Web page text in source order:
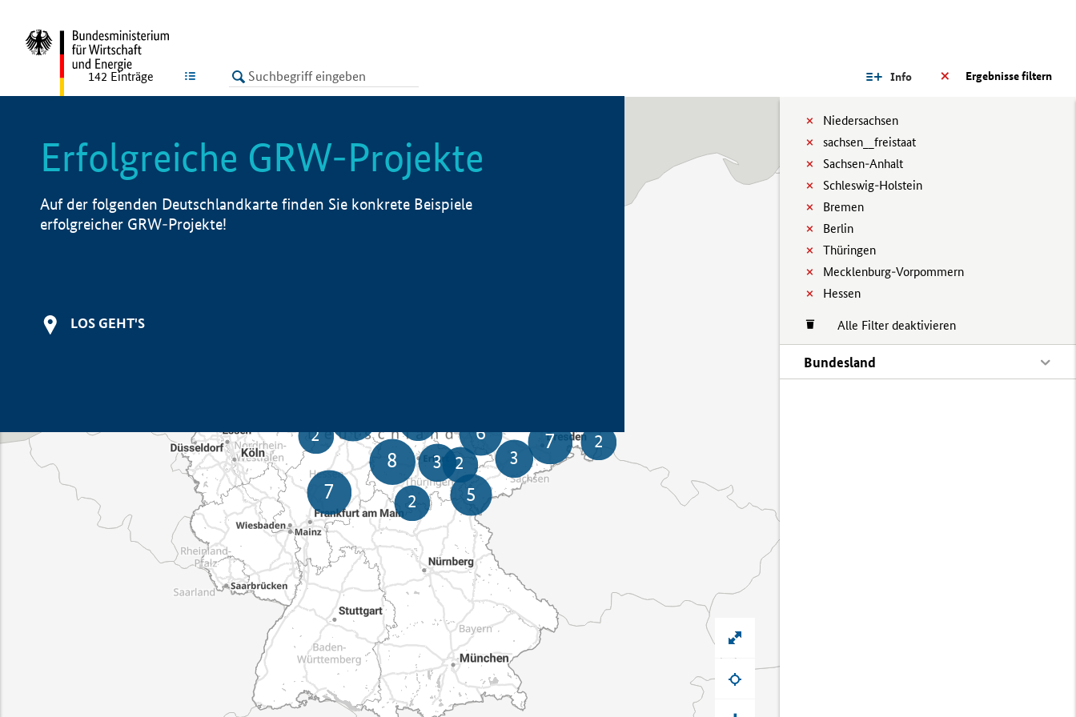
LISTE Ergebnisse filtern
Info
Niedersachsen
sachsen__freistaat
Sachsen-Anhalt
Schleswig-Holstein
Bremen
Berlin
Thüringen
Mecklenburg-Vorpommern
Hessen
Alle Filter deaktivieren
Bundesland
142 Einträge
Erfolgreiche GRW-Projekte
Auf der folgenden Deutschlandkarte finden Sie konkrete Beispiele
erfolgreicher GRW-Projekte!
LOS GEHT'S